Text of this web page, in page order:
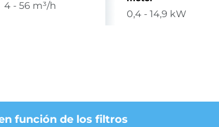
4 - 56 m³/h
0,4 - 14,9 kW
función de los filtros